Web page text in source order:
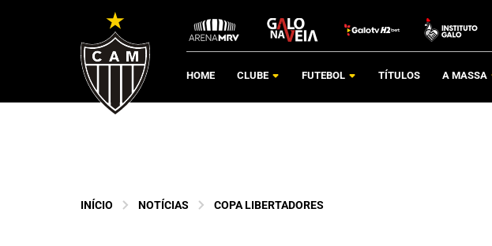
HOME CLUBE FUTEBOL TÍTULOS A MASSA
INÍCIO NOTÍCIAS COPA LIBERTADORES